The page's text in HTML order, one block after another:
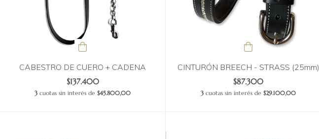
CABESTRO DE CUERO + CADENA
$137.400
3 cuotas sin interés de $45.800,00
CINTURÓN BREECH - STRASS (25mm)
$87.300
3 cuotas sin interés de $29.100,00